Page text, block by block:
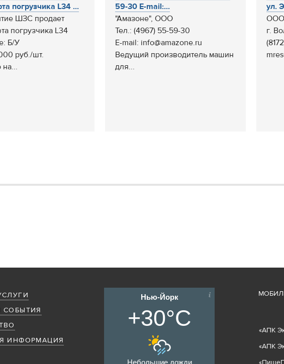
погрузчика L34 ...
ШЗС продает
погрузчика L34
Б/У
руб./шт.
59-30 E-mail:...
"Амазоне", ООО
Тел.: (4967) 55-59-30
E-mail: info@amazone.ru
Ведущий производитель машин
для...
ул.
ООО
г.
СОБЫТИЯ
ИНФОРМАЦИЯ
Нью-Йорк
+30°C
Небольшие дожди
М
«АПК
«АПК